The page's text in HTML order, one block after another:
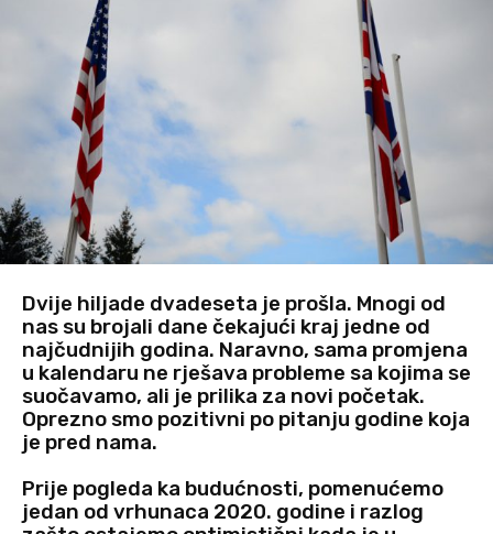
Dvije hiljade dvadeseta je prošla. Mnogi od
nas su brojali dane čekajući kraj jedne od
najčudnijih godina. Naravno, sama promjena
u kalendaru ne rješava probleme sa kojima se
suočavamo, ali je prilika za novi početak.
Oprezno smo pozitivni po pitanju godine koja
je pred nama.
Prije pogleda ka budućnosti, pomenućemo
jedan od vrhunaca 2020. godine i razlog